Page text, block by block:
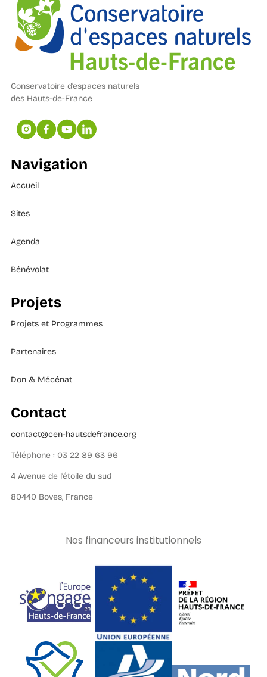
Conservatoire d’espaces naturels
des Hauts-de-France
Navigation
Accueil
Sites
Agenda
Bénévolat
Projets
Projets et Programmes
Partenaires
Don & Mécénat
Contact
contact@cen-hautsdefrance.org
Téléphone : 03 22 89 63 96
4 Avenue de l’étoile du sud
80440 Boves, France
Nos financeurs institutionnels